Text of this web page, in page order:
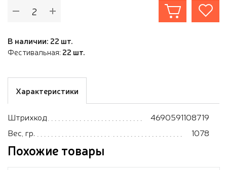
В наличии: 22 шт.
Фестивальная: 22 шт.
Характеристики
Штрихкод
4690591108719
Вес, гр.
1078
Похожие товары